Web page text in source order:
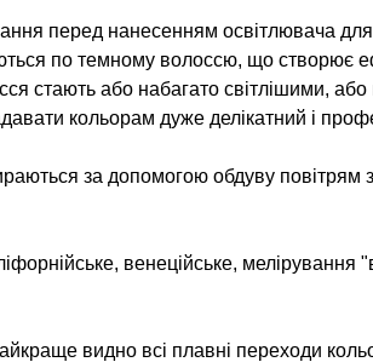
перед нанесенням освітлювача
по темному волоссю, що створює
стають або набагато світлішими,
кольорам дуже делікатний і
за допомогою обдуву
венеційське,
видно всі плавні переходи